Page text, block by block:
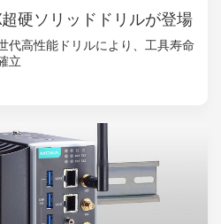
硬ソリッドドリルが登場
代高性能ドリルにより、工具寿命
立